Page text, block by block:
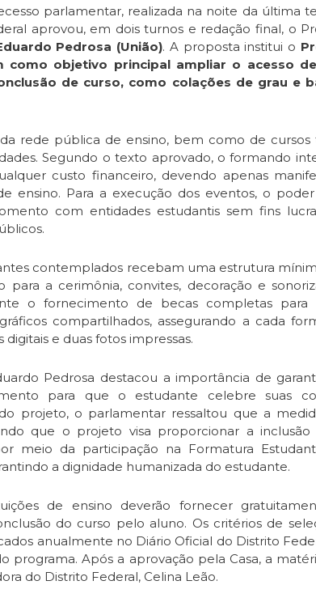
parlamentar, realizada na noite da última
aprovou, em dois turnos e redação final, o
Pedrosa (União). A proposta institui o
como objetivo principal ampliar o acesso
de curso, como colações de grau e
rede pública de ensino, bem como de cursos
Segundo o texto aprovado, o formando
custo financeiro, devendo apenas
ensino. Para a execução dos eventos, o
com entidades estudantis sem fins
contemplados recebam uma estrutura
a cerimônia, convites, decoração e
o fornecimento de becas completas para
compartilhados, assegurando a cada
e duas fotos impressas.
Pedrosa destacou a importância de
para que o estudante celebre suas
projeto, o parlamentar ressaltou que a
que o projeto visa proporcionar a inclusão
meio da participação na Formatura
a dignidade humanizada do estudante.
de ensino deverão fornecer
do curso pelo aluno. Os critérios de
anualmente no Diário Oficial do Distrito
programa. Após a aprovação pela Casa, a
do Distrito Federal, Celina Leão.